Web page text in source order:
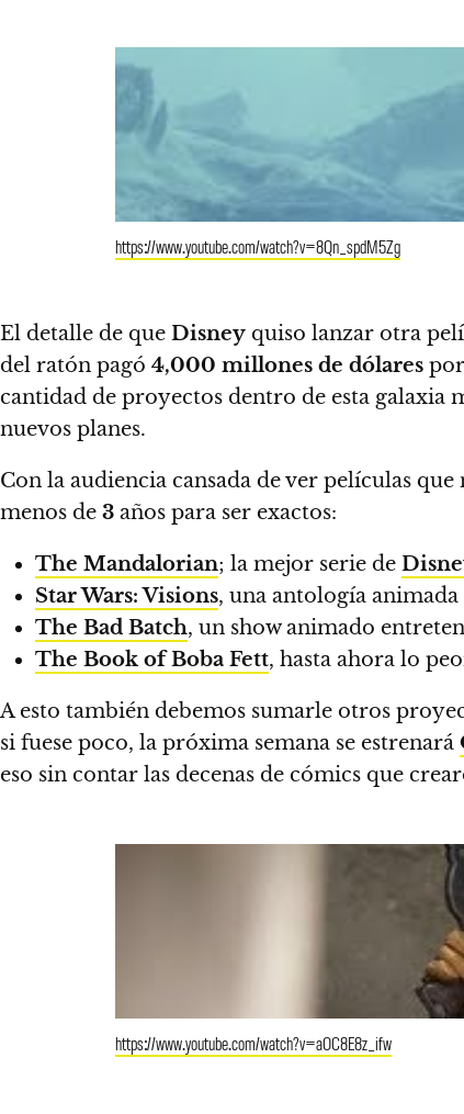
https://www.youtube.com/watch?v=8Qn_spdM5Zg
El detalle de que Disney quiso lanzar otra
del ratón pagó 4,000 millones de dólares
cantidad de proyectos dentro de esta galaxia
nuevos planes.
Con la audiencia cansada de ver películas
menos de 3 años para ser exactos:
The Mandalorian; la mejor serie de
Star Wars: Visions, una antología
The Bad Batch, un show animado
The Book of Boba Fett, hasta ahora lo
A esto también debemos sumarle otros
si fuese poco, la próxima semana se estrenará
eso sin contar las decenas de cómics que
https://www.youtube.com/watch?v=aOC8E8z_ifw